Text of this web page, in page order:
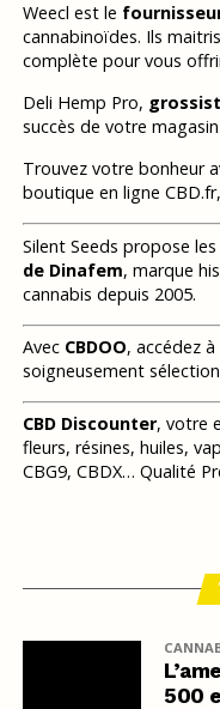
Weecl est le
cannabinoïdes. Ils
complète pour vous
Deli Hemp Pro,
succès de votre magasin
Trouvez votre bonheur
boutique en ligne
Silent Seeds propose les
de Dinafem, marque
cannabis depuis 2005.
Avec CBDOO, accédez
soigneusement
CBD Discounter, votre
fleurs, résines, huiles,
CBG9, CBDX… Qualité
500